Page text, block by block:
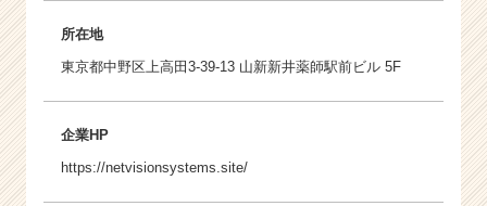
所在地
東京都中野区上高田3-39-13 山新新井薬師駅前ビル 5F
企業HP
https://netvisionsystems.site/